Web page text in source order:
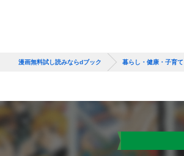
漫画無料試し読みならdブック 暮らし・健康・子育て